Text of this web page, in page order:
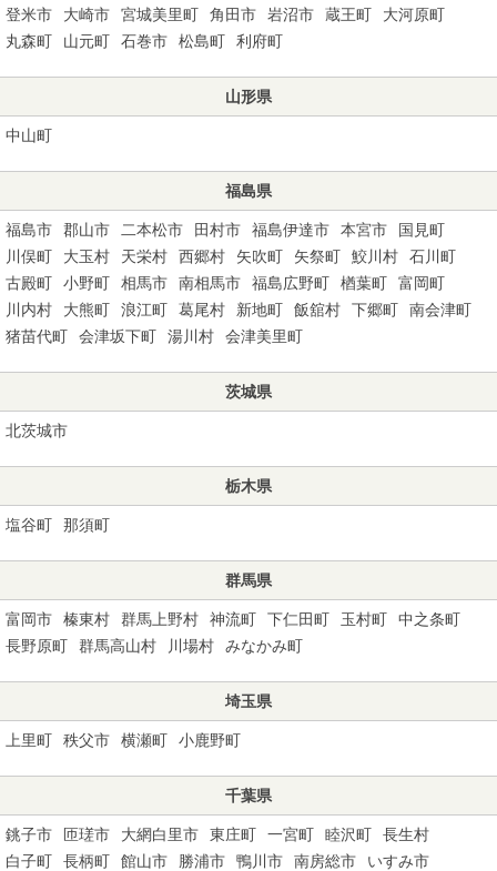
登米市 大崎市 宮城美里町 角田市 岩沼市 蔵王町
大河原町
丸森町
山元町 石巻市 松島町 利府町
山形県
中山町
福島県
福島市 郡山市 二本松市 田村市 福島伊達市 本宮市
国見町
川俣町
大玉村 天栄村 西郷村 矢吹町 矢祭町 鮫川村
石川町
古殿町
小野町 相馬市 南相馬市 福島広野町 楢葉町
富岡町
川内村
大熊町 浪江町 葛尾村 新地町 飯舘村 下郷町
南会津町
猪苗代町
会津坂下町 湯川村 会津美里町
茨城県
北茨城市
栃木県
塩谷町 那須町
群馬県
富岡市 榛東村 群馬上野村 神流町 下仁田町 玉村町
中之条町
長野原町
群馬高山村 川場村 みなかみ町
埼玉県
上里町 秩父市 横瀬町 小鹿野町
千葉県
銚子市 匝瑳市 大網白里市 東庄町 一宮町 睦沢町
長生村
白子町
長柄町 館山市 勝浦市 鴨川市 南房総市
いすみ市